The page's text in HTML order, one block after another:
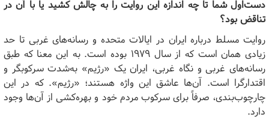
دست‌اول شما تا چه اندازه این روایت را به چالش کشید یا با آن در
تناقض بود؟
روایت مسلط درباره ایران در ایالات متحده و رسانه‌های غربی تا حد
زیادی همان است که از سال ۱۹۷۹ بوده است. به این معنا که طبق
رسانه‌های غربی و نگاه غربی، ایران یک «رژیم» به‌شدت سرکوبگر و
اقتدارگرا است. آن‌ها عاشق این واژه هستند؛ «رژیم». که در این
چارچوب‌بندی، صرفاً برای سرکوب مردم خود و بهره‌کشی از آن‌ها وجود
دارد.